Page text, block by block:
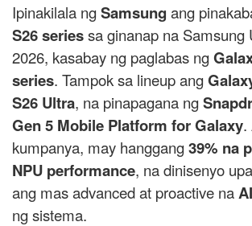
Ipinakilala ngSamsung ang
S26 seriessa ginanap na Samsung
2026, kasabay ng paglabas ng
series. Tampok sa lineup ang
S26 Ultra, na pinapagana ng
Gen 5 Mobile Platform for Galaxy.
kumpanya, may hanggang39% na
NPU performance, na dinisenyo
ang mas advanced at proactive na
ng sistema.